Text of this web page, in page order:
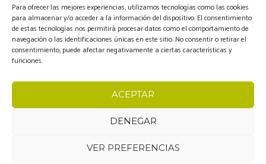
Para ofrecer las mejores experiencias, utilizamos tecnologías como las cookies
para almacenar y/o acceder a la información del dispositivo. El consentimiento
de estas tecnologías nos permitirá procesar datos como el comportamiento de
navegación o las identificaciones únicas en este sitio. No consentir o retirar el
consentimiento, puede afectar negativamente a ciertas características y
funciones.
ACEPTAR
DENEGAR
VER PREFERENCIAS
Oleodiel © 2026.Aviso Legal-Política de privacidad-
Condiciones generales de
contratación-Documento de desistimiento